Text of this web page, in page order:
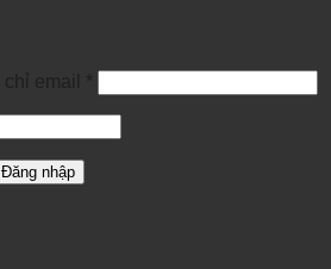
Đăng nhập